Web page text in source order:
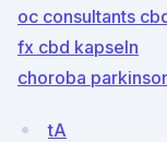
oc consultants
fx cbd kapseln
choroba
tA